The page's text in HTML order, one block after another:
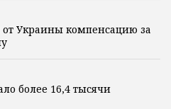
Украины компенсацию за
более 16,4 тысячи